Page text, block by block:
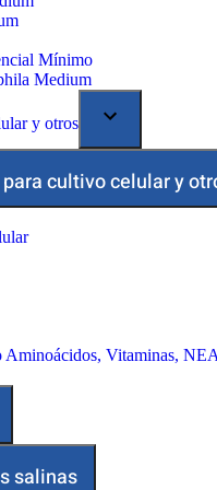
Mínimo
Medium
y otros
cultivo celular y
Aminoácidos, Vitaminas,
salinas